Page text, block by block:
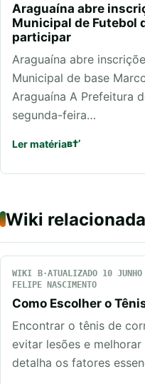
Araguaína abre
Municipal de Futebol
participar
Araguaína abre
Municipal de base
Araguaína A Prefeitura
segunda-feira…
Ler matéria
Wiki relacionada
WIKI ATUALIZADO 10
FELIPE NASCIMENTO
Como Escolher o
Encontrar o tênis de
evitar lesões e
detalha os fatores